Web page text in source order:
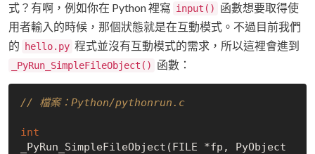
式？有啊，例如你在 Python 裡寫 input()
函數想要取得使
用者輸入的時候，那個狀態就是在互動模式。不過目前我們
的
hello.py 程式並沒有互動模式的需求，所以這裡會進到
_PyRun_SimpleFileObject() 函數：
// 檔案：Python/pythonrun.c
int
_PyRun_SimpleFileObject(FILE *fp, PyObject